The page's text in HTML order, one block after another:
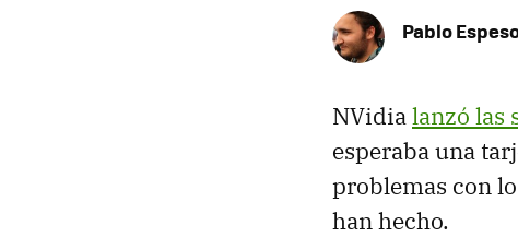
Pablo
NVidialanzó las
esperaba una
problemas con
han hecho.